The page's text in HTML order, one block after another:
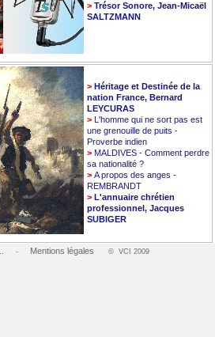
> Trésor Sonore, Jean-Micaël
SALTZMANN
> Héritage et Destinée de la
nation France, Bernard
LEYCURAS
> L'homme qui ne sort pas est
une grenouille de puits -
Proverbe indien
> MALDIVES - Comment perdre
sa nationalité ?
> A propos des anges -
REMBRANDT
> L'annuaire chrétien
professionnel, Jacques
SUBIGER
- Mentions légales © VCI 2009